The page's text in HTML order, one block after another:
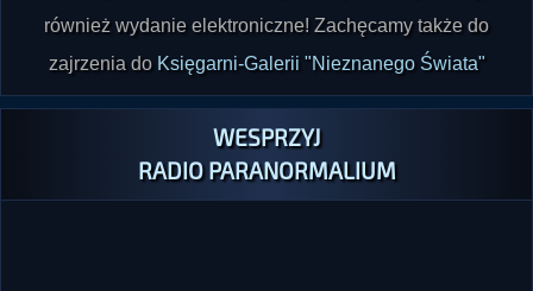
zajrzenia doKsięgarni-Galerii "Nieznanego Świata"
WESPRZYJ
RADIO PARANORMALIUM